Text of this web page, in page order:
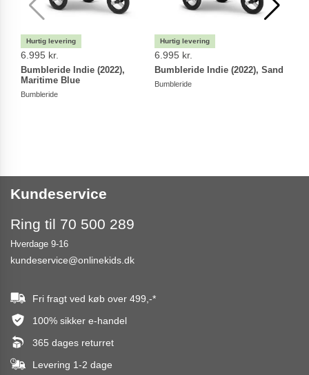
6.995 kr.
Bumbleride Indie (2022),
Maritime Blue
Bumbleride
6.995 kr.
Bumbleride Indie (2022), Sand
Bumbleride
Kundeservice
Ring til 70 500 289
Hverdage 9-16
kundeservice@onlinekids.dk
Fri fragt ved køb over 499,-*
100% sikker e-handel
365 dages returret
Levering 1-2 dage